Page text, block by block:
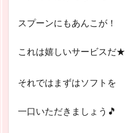
スプーンにもあんこが！
これは嬉しいサービスだ★
それではまずはソフトを
一口いただきましょう🎵